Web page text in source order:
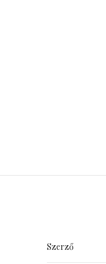
Szerző